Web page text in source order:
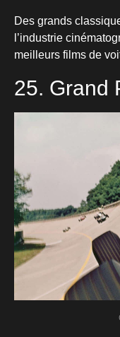
Des grands
l’industrie
meilleurs films de
25. Grand